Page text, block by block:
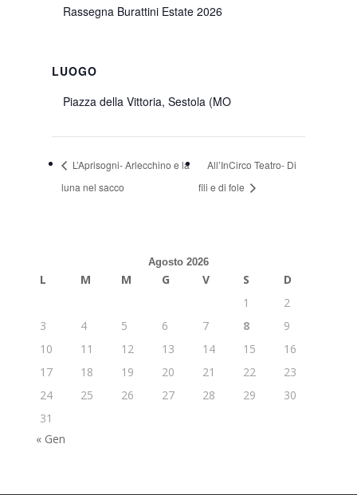
Rassegna Burattini Estate 2026
LUOGO
Piazza della Vittoria, Sestola (MO
L’Aprisogni- Arlecchino e la
luna nel sacco
All’InCirco Teatro- Di
fili e di fole
Agosto 2026
L M M G V S
D
1
2
3
4 5 6 7 8
9
10
11 12 13 14 15
16
17
18 19 20 21 22
23
24
25 26 27 28 29
30
31
« Gen